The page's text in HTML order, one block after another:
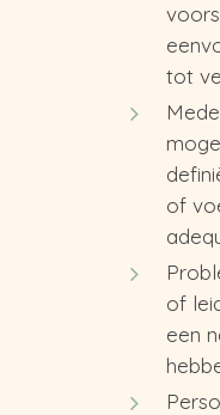
tot
of
of
een